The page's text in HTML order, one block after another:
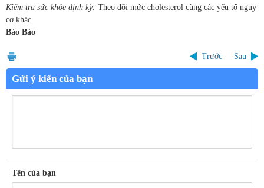
Kiểm tra sức khỏe định kỳ: Theo dõi mức cholesterol cùng các yếu tố nguy
cơ khác.
Bảo Bảo
Trước Sau
Gửi ý kiến của bạn
Tên của bạn